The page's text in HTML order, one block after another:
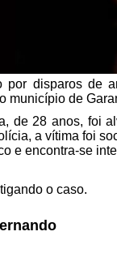
por disparos de
município de
de 28 anos, foi
a vítima foi
e encontra-se
o caso.